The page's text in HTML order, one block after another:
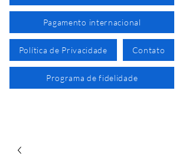
Pagamento internacional
Política de Privacidade Contato
Programa de fidelidade